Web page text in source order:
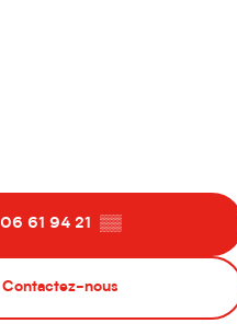
06 61 94 21 ▒▒
Contactez-nous